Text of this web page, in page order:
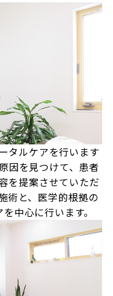
タルケアを行います
因を見つけて、患者
を提案させていただ
術と、医学的根拠の
中心に行います。